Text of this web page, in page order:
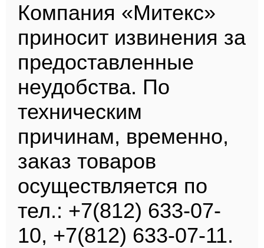
Компания «Митекс»
приносит извинения за
предоставленные
неудобства. По
техническим
причинам, временно,
заказ товаров
осуществляется по
тел.: +7(812) 633-07-
10, +7(812) 633-07-11.